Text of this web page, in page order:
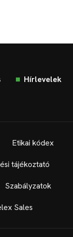
Hírlevelek
Etikai kódex
tájékoztató
Szabályzatok
Sales